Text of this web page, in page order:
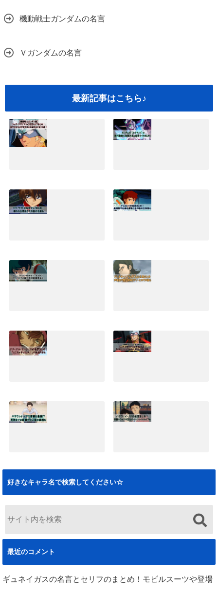
機動戦士ガンダムの名言
Ｖガンダムの名言
最新記事はこちら♪
め！坊やだからさ
や過ちなど全12選
｜機動戦士ガンダ
ム編
動画の視聴方法と
配信サイトまと
め！
とめ！嫌われる理
由やその後の活躍
も
壮絶な最後とその
後の生存説も
2019.02.02
セリフまとめ！そ
の後の生涯と声優
名も｜Zガンダム
2019.01.09
まとめ！声優名や
歴代機体とマリー
とのその後も
まとめ！ところが
ぎっちょんや演説
内容も
ン)まとめ！赤いな
実にいい色だなど
暁の蜂起のセリフ
ズ説の真相も（閃
ハサウェイのセリ
好きなキャラ名で検索してください☆
最近のコメント
ギュネイガスの名言とセリフのまとめ！モビルスーツや登場